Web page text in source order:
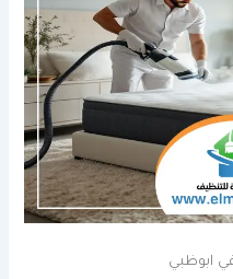
في ابوظبي